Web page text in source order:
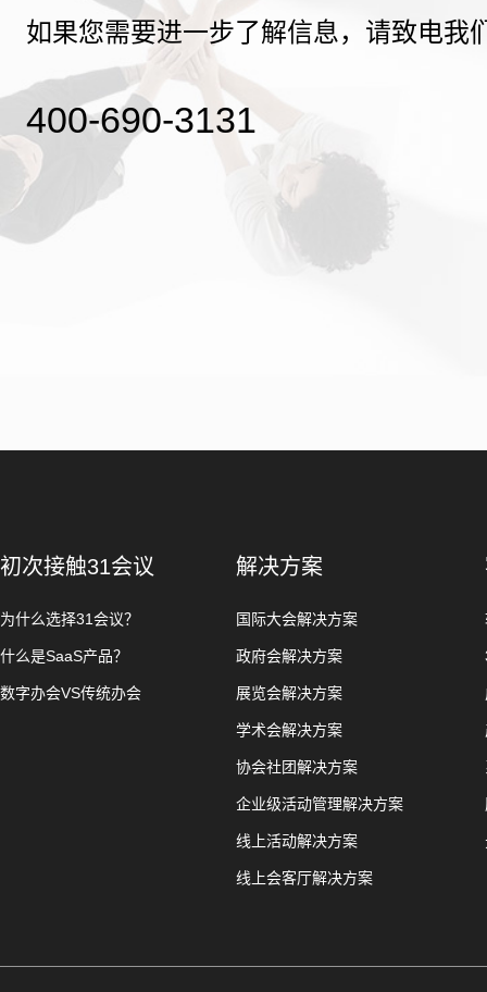
如果您需要进一步了解信息，请致电我
400-690-3131
初次接触31会议
为什么选择31会议？
什么是SaaS产品？
数字办会VS传统办会
解决方案
国际大会解决方案
政府会解决方案
展览会解决方案
学术会解决方案
协会社团解决方案
企业级活动管理解决方案
线上活动解决方案
线上会客厅解决方案